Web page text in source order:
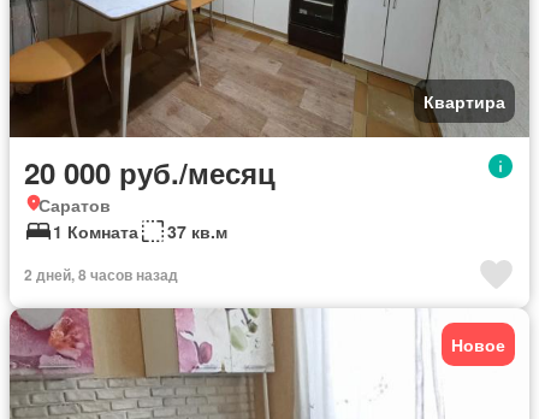
Квартира
20 000 руб./месяц
Саратов
1 Комната
37 кв.м
2 дней, 8 часов назад
Новое